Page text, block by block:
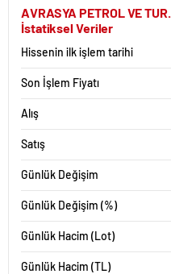
AVRASYA PETROL VE
İstatiksel Veriler
Hissenin ilk işlem tarihi
Son İşlem Fiyatı
Alış
Satış
Günlük Değişim
Günlük Değişim (%)
Günlük Hacim (Lot)
Günlük Hacim (TL)